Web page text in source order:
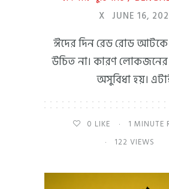
X JUNE 16,
ঈদের দিন রেড রোড
উচিত না। কারণ লোকজনের
অসুবিধা হয়।
0 LIKE
1 MINUTE
122 VIEWS